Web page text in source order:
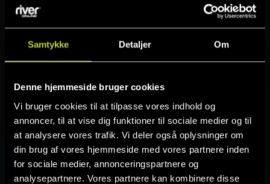
Samtykke Detaljer Om
Denne hjemmeside bruger cookies
Vi bruger cookies til at tilpasse vores indhold og
annoncer, til at vise dig funktioner til sociale medier og til
at analysere vores trafik. Vi deler også oplysninger om
din brug af vores hjemmeside med vores partnere inden
for sociale medier, annonceringspartnere og
analysepartnere. Vores partnere kan kombinere disse
Flere leads, mere salg, og det
udenbindinger.
Bestil analyse Se succeshistorier